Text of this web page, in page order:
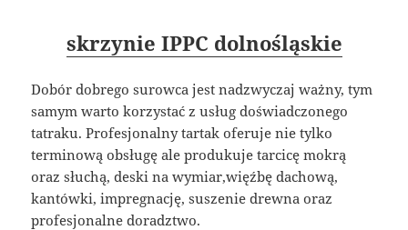
skrzynie IPPC dolnośląskie
Dobór dobrego surowca jest nadzwyczaj ważny, tym
samym warto korzystać z usług doświadczonego
tatraku. Profesjonalny tartak oferuje nie tylko
terminową obsługę ale produkuje tarcicę mokrą
oraz słuchą, deski na wymiar,więźbę dachową,
kantówki, impregnację, suszenie drewna oraz
profesjonalne doradztwo.